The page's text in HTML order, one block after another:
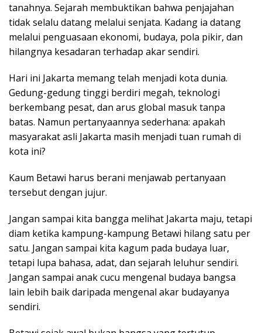
tanahnya. Sejarah membuktikan bahwa penjajahan
tidak selalu datang melalui senjata. Kadang ia datang
melalui penguasaan ekonomi, budaya, pola pikir, dan
hilangnya kesadaran terhadap akar sendiri.
Hari ini Jakarta memang telah menjadi kota dunia.
Gedung-gedung tinggi berdiri megah, teknologi
berkembang pesat, dan arus global masuk tanpa
batas. Namun pertanyaannya sederhana: apakah
masyarakat asli Jakarta masih menjadi tuan rumah di
kota ini?
Kaum Betawi harus berani menjawab pertanyaan
tersebut dengan jujur.
Jangan sampai kita bangga melihat Jakarta maju, tetapi
diam ketika kampung-kampung Betawi hilang satu per
satu. Jangan sampai kita kagum pada budaya luar,
tetapi lupa bahasa, adat, dan sejarah leluhur sendiri.
Jangan sampai anak cucu mengenal budaya bangsa
lain lebih baik daripada mengenal akar budayanya
sendiri.